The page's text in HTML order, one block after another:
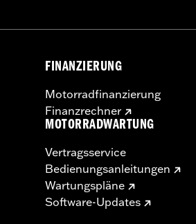
FINANZIERUNG
Motorradfinanzierung
Finanzrechner
MOTORRADWARTUNG
Vertragsservice
Bedienungsanleitungen
Wartungspläne
Software-Updates